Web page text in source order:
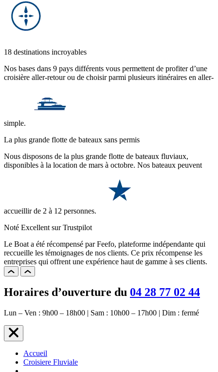
18 destinations incroyables
Nos bases dans 9 pays différents vous permettent de profiter d’une
croisière aller-retour ou de choisir parmi plusieurs itinéraires en aller-
simple.
La plus grande flotte de bateaux sans permis
Nous disposons de la plus grande flotte de bateaux fluviaux,
disponibles à la location de mars à octobre. Nos bateaux peuvent
accueillir de 2 à 12 personnes.
Noté Excellent sur Trustpilot
Le Boat a été récompensé par Feefo, plateforme indépendante qui
reccueille les témoignages de nos clients. Ce prix récompense les
entreprises qui offrent une expérience haut de gamme à ses clients.
Horaires d’ouverture du 04 28 77 02 44
Lun – Ven : 9h00 – 18h00 | Sam : 10h00 – 17h00 | Dim : fermé
Accueil
Croisiere Fluviale